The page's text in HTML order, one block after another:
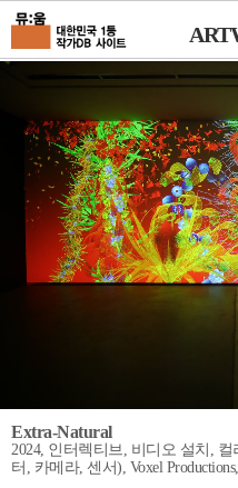
Extra-Natural
2024, 인터렉티브, 비디오 설치,
터, 카메라, 센서), Voxel